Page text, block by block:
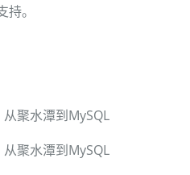
。
聚水潭到MySQL
聚水潭到MySQL